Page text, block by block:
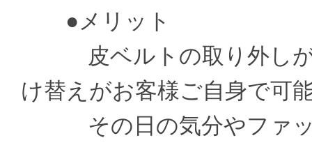
●メリット
皮ベルトの取り外しが
け替えがお客様ご自身で可
その日の気分やファッ